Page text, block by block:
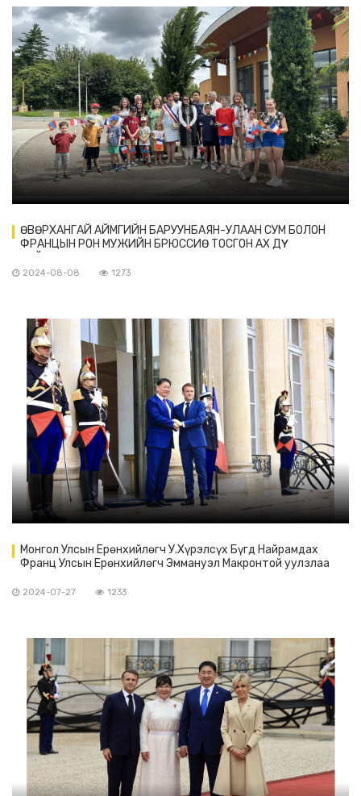
ӨВӨРХАНГАЙ АЙМГИЙН БАРУУНБАЯН-УЛААН СУМ БОЛОН
ФРАНЦЫН РОН МУЖИЙН БРЮССИӨ ТОСГОН АХ ДҮҮ
2024-08-08 1273
Монгол Улсын Ерөнхийлөгч У.Хүрэлсүх Бүгд Найрамдах
Франц Улсын Ерөнхийлөгч Эммануэл Макронтой уулзлаа
2024-07-27 1233